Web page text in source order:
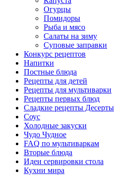
Огурцы
Помидоры
Рыба и мясо
Салаты на зиму
Суповые заправки
Конкурс рецептов
Напитки
Постные блюда
Рецепты для детей
Рецепты для мультиварки
Рецепты первых блюд
Сладкие рецепты Десерты
Соус
Холодные закуски
Чудо Чудное
FAQ по мультиваркам
Вторые блюда
Идеи сервировки стола
Кухни мира